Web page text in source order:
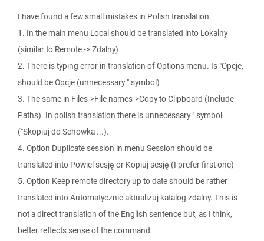
I have found a few small mistakes in Polish translation.
1. In the main menu Local should be translated into Lokalny
(similar to Remote -> Zdalny)
2. There is typing error in translation of Options menu. Is "Opcje,
should be Opcje (unnecessary " symbol)
3. The same in Files->File names->Copy to Clipboard (Include
Paths). In polish translation there is unnecessary " symbol
("Skopiuj do Schowka ...).
4. Option Duplicate session in menu Session should be
translated into Powiel sesję or Kopiuj sesję (I prefer first one)
5. Option Keep remote directory up to date should be rather
translated into Automatycznie aktualizuj katalog zdalny. This is
not a direct translation of the English sentence but, as I think,
better reflects sense of the command.